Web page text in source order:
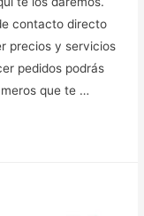
contacto directo
precios y servicios
pedidos podrás
que te …